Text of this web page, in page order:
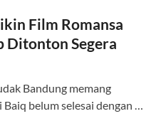
Film Romansa
Ditonton Segera
Bandung memang
belum selesai dengan …